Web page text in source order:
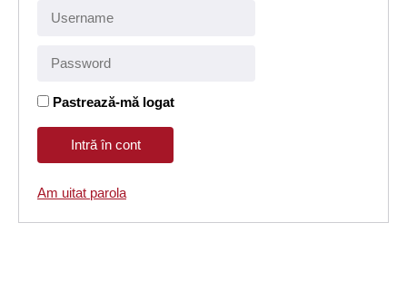
Pastrează-mă logat
Am uitat parola